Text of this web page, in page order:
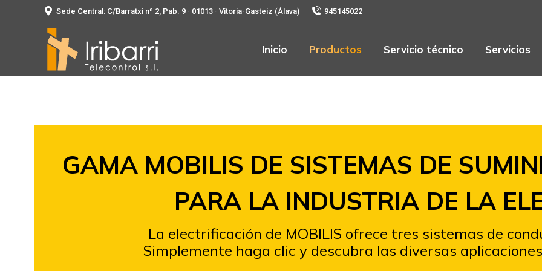
Sede Central: C/Barratxi nº 2, Pab. 9 · 01013 · Vitoria-Gasteiz (Álava) 945145022
Inicio Productos Servicio técnico Servicios
GAMA MOBILIS DE SISTEMAS DE
PARA LA INDUSTRIA DE LA
La electrificación de MOBILIS ofrece tres sistemas de
Simplemente haga clic y descubra las diversas